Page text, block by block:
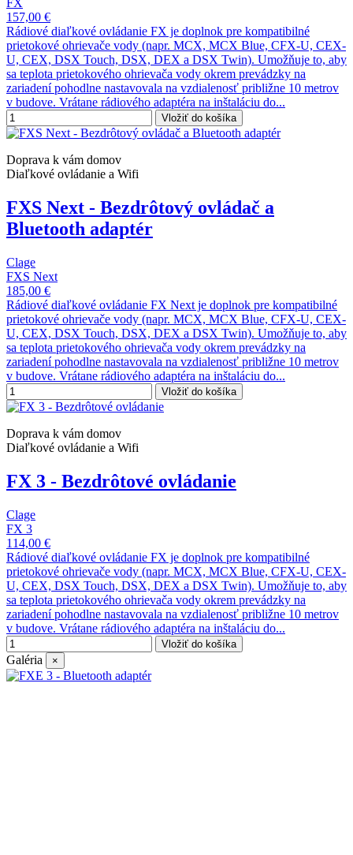
FX
157,00 €
Rádiové diaľkové ovládanie FX je doplnok pre kompatibilné
prietokové ohrievače vody (napr. MCX, MCX Blue, CFX-U, CEX-
U, CEX, DSX Touch, DSX, DEX a DSX Twin). Umožňuje to, aby
sa teplota prietokového ohrievača vody okrem prevádzky na
zariadení pohodlne nastavovala na vzdialenosť približne 10 metrov
v budove. Vrátane rádiového adaptéra na inštaláciu do...
Vložiť do košíka
Doprava k vám domov
Diaľkové ovládanie a Wifi
FXS Next - Bezdrôtový ovládač a
Bluetooth adaptér
Clage
FXS Next
185,00 €
Rádiové diaľkové ovládanie FX Next je doplnok pre kompatibilné
prietokové ohrievače vody (napr. MCX, MCX Blue, CFX-U, CEX-
U, CEX, DSX Touch, DSX, DEX a DSX Twin). Umožňuje to, aby
sa teplota prietokového ohrievača vody okrem prevádzky na
zariadení pohodlne nastavovala na vzdialenosť približne 10 metrov
v budove. Vrátane rádiového adaptéra na inštaláciu do...
Vložiť do košíka
Doprava k vám domov
Diaľkové ovládanie a Wifi
FX 3 - Bezdrôtové ovládanie
Clage
FX 3
114,00 €
Rádiové diaľkové ovládanie FX je doplnok pre kompatibilné
prietokové ohrievače vody (napr. MCX, MCX Blue, CFX-U, CEX-
U, CEX, DSX Touch, DSX, DEX a DSX Twin). Umožňuje to, aby
sa teplota prietokového ohrievača vody okrem prevádzky na
zariadení pohodlne nastavovala na vzdialenosť približne 10 metrov
v budove. Vrátane rádiového adaptéra na inštaláciu do...
Vložiť do košíka
Galéria ×